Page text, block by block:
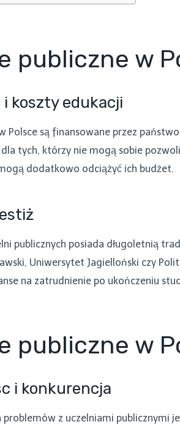
publiczne w
koszty edukacji
Polsce są finansowane przez
tych, którzy nie mogą sobie
dodatkowo odciążyć ich budżet.
publicznych posiada długoletnią
Uniwersytet Jagielloński czy
na zatrudnienie po ukończeniu
publiczne w
i konkurencja
problemów z uczelniami publicznymi